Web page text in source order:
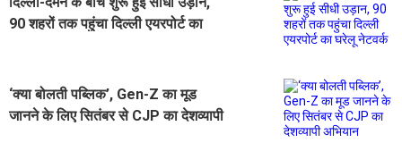
90 शहरों तक पहुंचा दिल्ली एयरपोर्ट का
‘क्या बोलती पब्लिक’, Gen-Z का मूड
जानने के लिए सितंबर से CJP का देशव्यापी